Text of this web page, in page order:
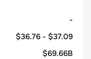
-
$36.76 - $37.09
$69.66B